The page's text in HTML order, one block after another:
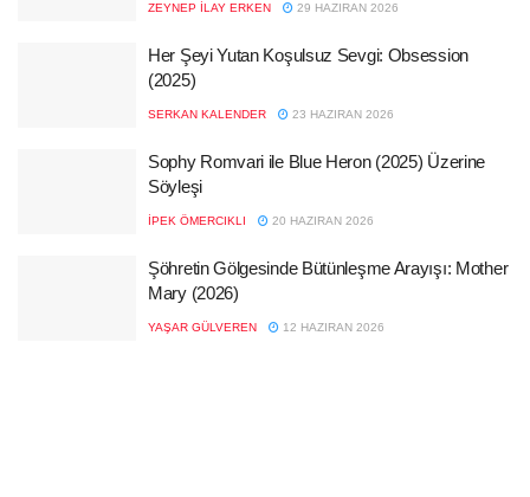
ZEYNEP İLAY ERKEN 29 HAZIRAN 2026
Her Şeyi Yutan Koşulsuz Sevgi: Obsession
(2025)
SERKAN KALENDER 23 HAZIRAN 2026
Sophy Romvari ile Blue Heron (2025) Üzerine
Söyleşi
İPEK ÖMERCIKLI 20 HAZIRAN 2026
Şöhretin Gölgesinde Bütünleşme Arayışı: Mother
Mary (2026)
YAŞAR GÜLVEREN 12 HAZIRAN 2026